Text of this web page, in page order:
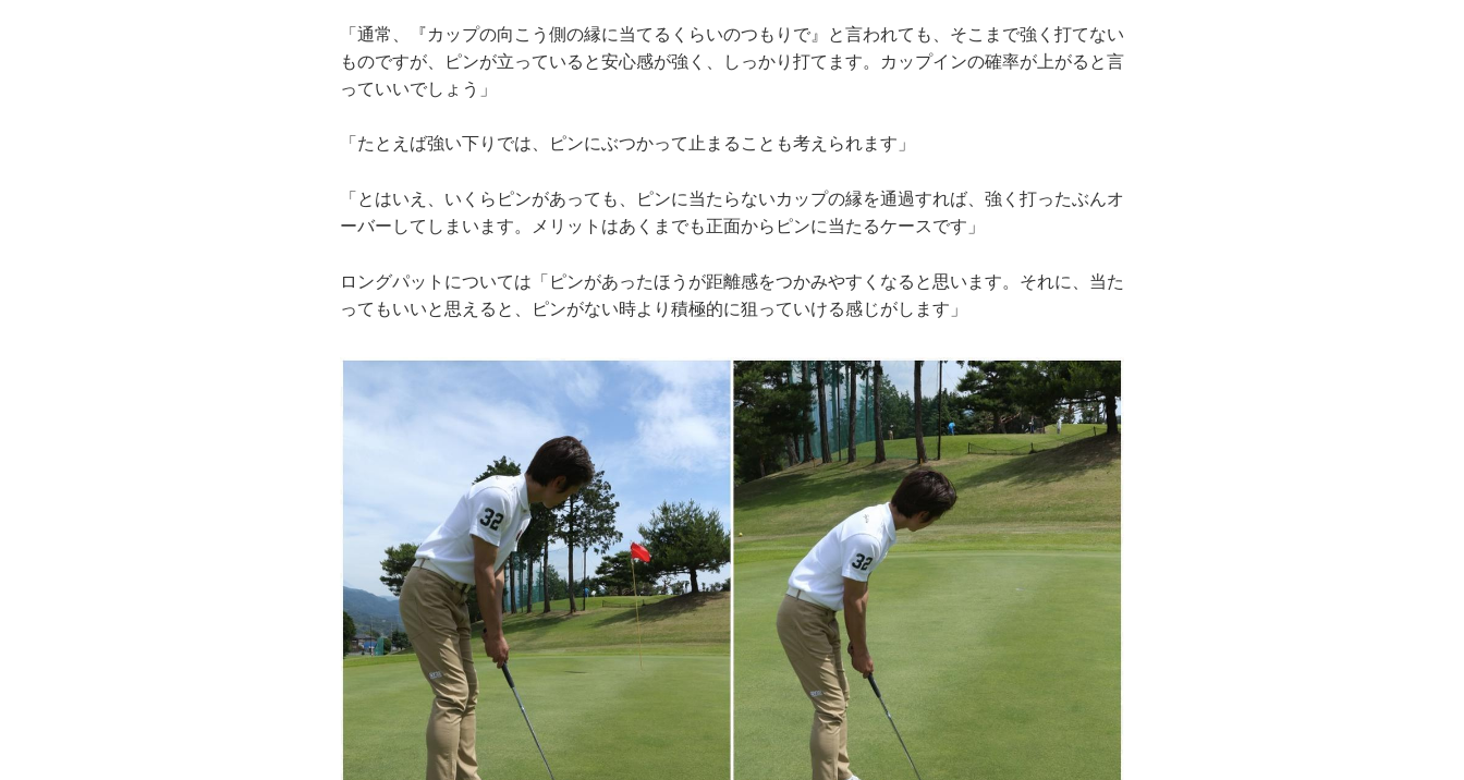
「通常、『カップの向こう側の縁に当てるくらいのつもりで』と言われても、そこまで強く打てない
ものですが、ピンが立っていると安心感が強く、しっかり打てます。カップインの確率が上がると言
っていいでしょう」
「たとえば強い下りでは、ピンにぶつかって止まることも考えられます」
「とはいえ、いくらピンがあっても、ピンに当たらないカップの縁を通過すれば、強く打ったぶんオ
ーバーしてしまいます。メリットはあくまでも正面からピンに当たるケースです」
ロングパットについては「ピンがあったほうが距離感をつかみやすくなると思います。それに、当た
ってもいいと思えると、ピンがない時より積極的に狙っていける感じがします」